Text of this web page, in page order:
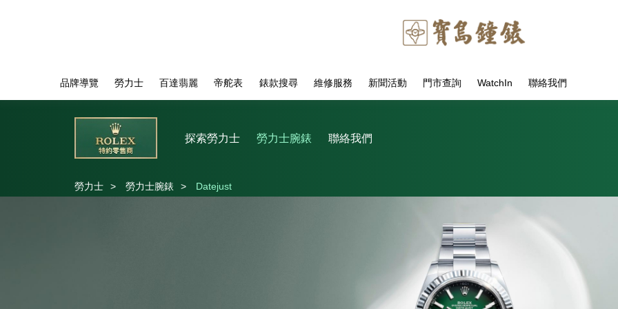
品牌導覽 勞力士 百達翡麗 帝舵表 錶款搜尋 維修服務 新聞活動 門市查詢 WatchIn 聯絡我們
探索勞力士 勞力士腕錶 聯絡我們
勞力士 > 勞力士腕錶 > Datejust